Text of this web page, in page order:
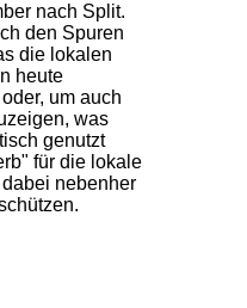
nach Split.
den Spuren
die lokalen
heute
um auch
was
genutzt
für die lokale
nebenher